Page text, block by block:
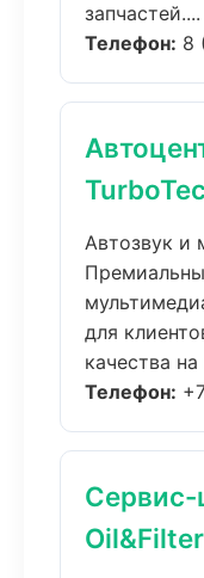
запчастей....
Телефон: 8
Автозвук и
для
качества
Телефон:
Сервис-
Oil&Filter